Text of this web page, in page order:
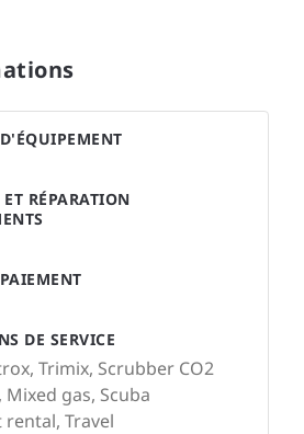
DE SERVICE
Trimix, Scrubber CO2
gas, Scuba
Travel
RÉPARATION